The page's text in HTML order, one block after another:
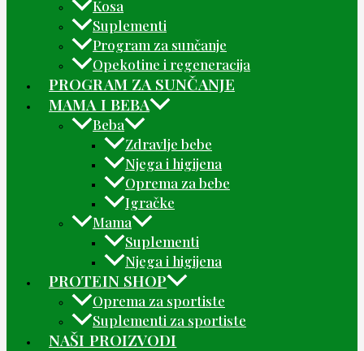
Kosa
Suplementi
Program za sunčanje
Opekotine i regeneracija
PROGRAM ZA SUNČANJE
MAMA I BEBA
Beba
Zdravlje bebe
Njega i higijena
Oprema za bebe
Igračke
Mama
Suplementi
Njega i higijena
PROTEIN SHOP
Oprema za sportiste
Suplementi za sportiste
NAŠI PROIZVODI